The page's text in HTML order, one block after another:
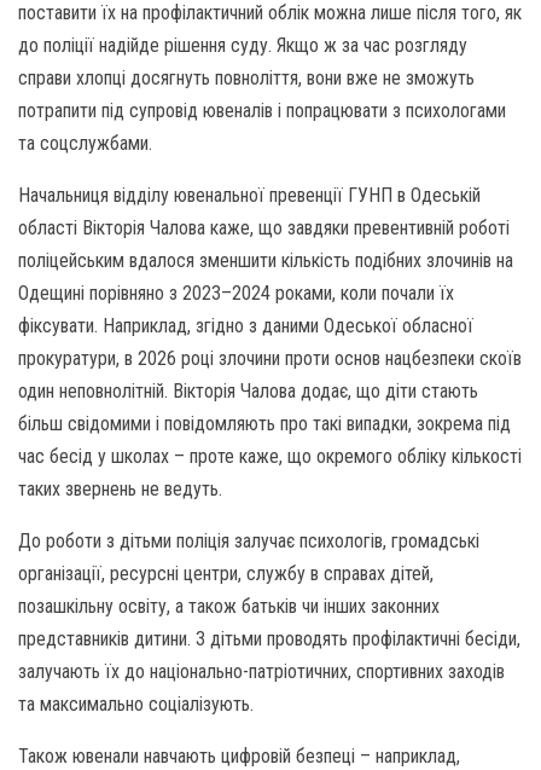
поставити їх на профілактичний облік можна лише після того, як
до поліції надійде рішення суду. Якщо ж за час розгляду
справи хлопці досягнуть повноліття, вони вже не зможуть
потрапити під супровід ювеналів і попрацювати з психологами
та соцслужбами.
Начальниця відділу ювенальної превенції ГУНП в Одеській
області Вікторія Чалова каже, що завдяки превентивній роботі
поліцейським вдалося зменшити кількість подібних злочинів на
Одещині порівняно з 2023–2024 роками, коли почали їх
фіксувати. Наприклад, згідно з даними Одеської обласної
прокуратури, в 2026 році злочини проти основ нацбезпеки скоїв
один неповнолітній. Вікторія Чалова додає, що діти стають
більш свідомими і повідомляють про такі випадки, зокрема під
час бесід у школах – проте каже, що окремого обліку кількості
таких звернень не ведуть.
До роботи з дітьми поліція залучає психологів, громадські
організації, ресурсні центри, службу в справах дітей,
позашкільну освіту, а також батьків чи інших законних
представників дитини. З дітьми проводять профілактичні бесіди,
залучають їх до національно-патріотичних, спортивних заходів
та максимально соціалізують.
Також ювенали навчають цифровій безпеці – наприклад,